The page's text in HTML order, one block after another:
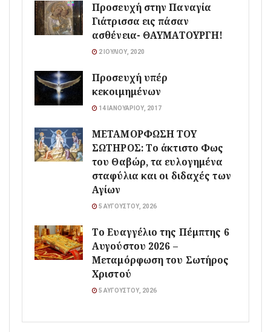
Προσευχή στην Παναγία
Γιάτρισσα εις πάσαν
ασθένεια- ΘΑΥΜΑΤΟΥΡΓΗ!
2 ΙΟΥΛΊΟΥ, 2020
Προσευχή υπέρ
κεκοιμημένων
14 ΙΑΝΟΥΑΡΊΟΥ, 2017
ΜΕΤΑΜΟΡΦΩΣΗ ΤΟΥ
ΣΩΤΗΡΟΣ: Το άκτιστο Φως
του Θαβώρ, τα ευλογημένα
σταφύλια και οι διδαχές των
Αγίων
5 ΑΥΓΟΎΣΤΟΥ, 2026
Το Ευαγγέλιο της Πέμπτης 6
Αυγούστου 2026 –
Μεταμόρφωση του Σωτήρος
Χριστού
5 ΑΥΓΟΎΣΤΟΥ, 2026